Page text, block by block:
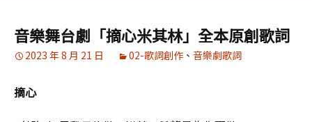
鍵
字:
音樂舞台劇「摘心米其林」全本原創歌詞
2023 年 8 月 21 日 02-歌詞創作 、 音樂劇歌詞
摘心